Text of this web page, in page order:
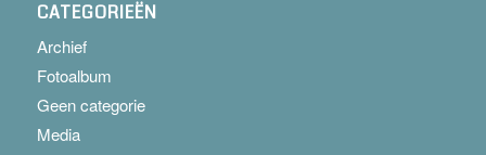
CATEGORIEËN
Archief
Fotoalbum
Geen categorie
Media